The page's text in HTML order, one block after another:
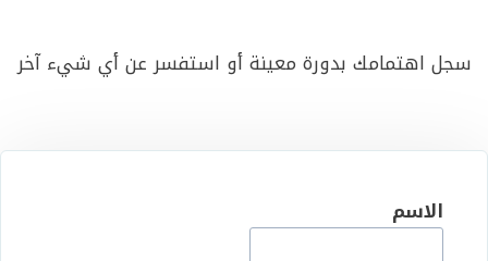
سجل اهتمامك بدورة معينة أو استفسر عن أي شيء آخر
الاسم